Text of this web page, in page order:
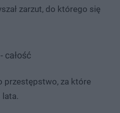
zarzut, do którego się
całość
przestępstwo, za które
lata.